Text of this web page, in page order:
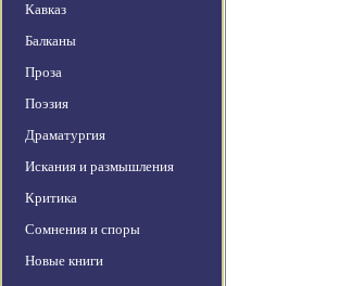
Кавказ
Балканы
Проза
Поэзия
Драматургия
Искания и размышления
Критика
Сомнения и споры
Новые книги